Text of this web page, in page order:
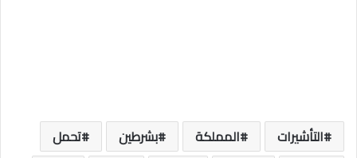
التأشيرات المملكة بشرطين
تحمل